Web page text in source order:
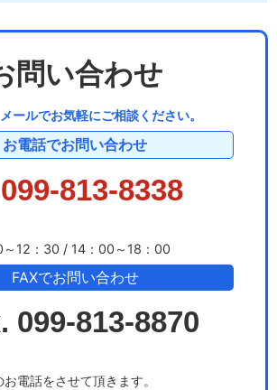
問い合わせ
ールでお気軽にご相談ください。
お電話でお問い合わせ
099-813-8338
12：30 / 14：00～18：00
FAXでお問い合わせ
099-813-8870
電話をさせて頂きます。